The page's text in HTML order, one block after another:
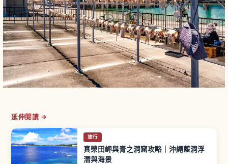
延伸閱讀 →
旅行
真榮田岬與青之洞窟攻略｜沖繩藍洞浮
潛與海景